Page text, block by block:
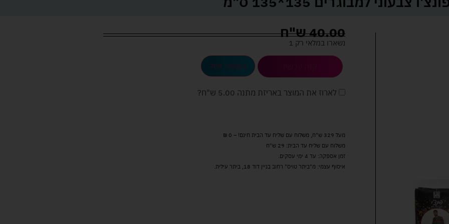
40.00ש"ח
נשארו במלאי רק 1
הוספה לסל
לארוז את המוצר באריזת מתנה 5.00 ש"ח ?
מעל 329 ש"ח, משלוח עם שליח עד הבית חינם! – 0 ₪
משלוח עם שליח עד הבית: 29 ש"ח
זמן אספקה: עד 4 ימי עסקים.
איסוף עצמי: מ"ביתר טויס" רחוב בניין דוד 18, ביתר עילית.